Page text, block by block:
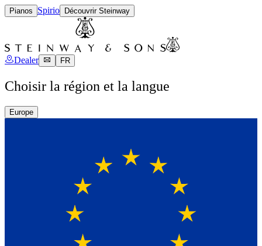
Pianos Spirio Découvrir Steinway
Dealer FR
Choisir la région et la langue
Europe